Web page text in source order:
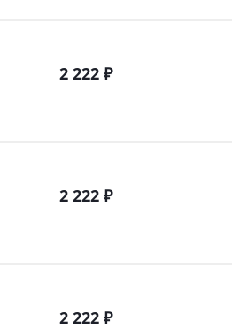
2 222 ₽
2 222 ₽
2 222 ₽